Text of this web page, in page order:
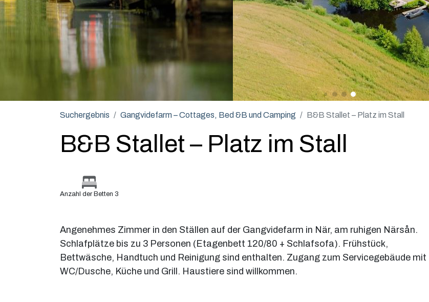
Suchergebnis Gangvidefarm – Cottages, Bed &B und Camping B&B Stallet – Platz im Stall
B&B Stallet – Platz im Stall
Anzahl der Betten 3
Angenehmes Zimmer in den Ställen auf der Gangvidefarm in När, am ruhigen Närsån.
Schlafplätze bis zu 3 Personen (Etagenbett 120/80 + Schlafsofa). Frühstück,
Bettwäsche, Handtuch und Reinigung sind enthalten. Zugang zum Servicegebäude mit
WC/Dusche, Küche und Grill. Haustiere sind willkommen.